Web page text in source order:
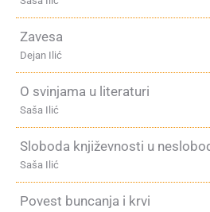
Zavesa
Dejan Ilić
O svinjama u literaturi
Saša Ilić
Sloboda književnosti u
Saša Ilić
Povest buncanja i krvi